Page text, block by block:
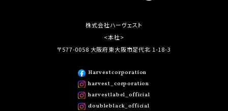
株式会社ハーヴェスト
<本社>
〒577-0058 大阪府東大阪市足代北 1-18-3
Harvestcorporation
harvest_corporation
harvestlabel_official
doubleblack_official